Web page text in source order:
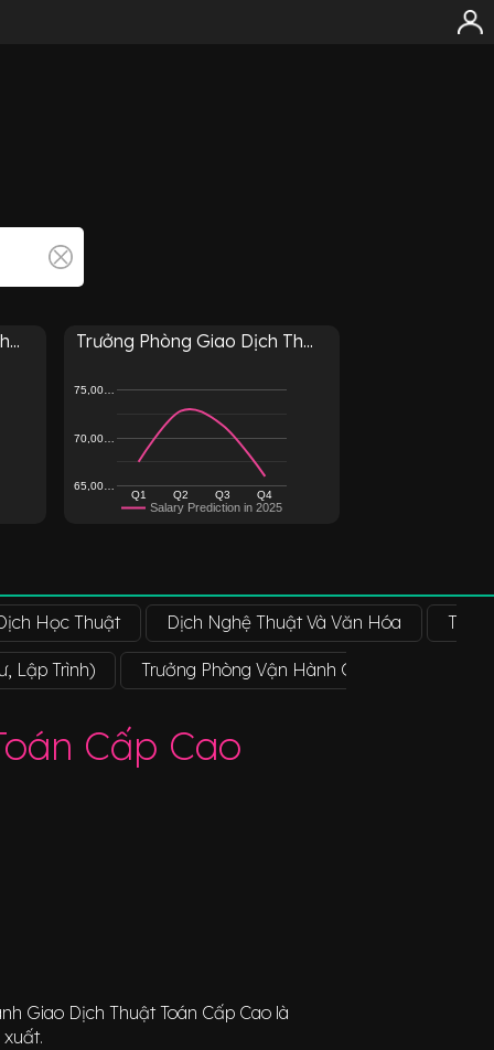
Trưởng Phòng Giao Dịch Th...
Salary Prediction in 2025
Q1 Q2 Q3 Q4
65,00…
70,00…
75,00…
Học Thuật Dịch Nghệ Thuật Và Văn Hóa
Lập Trình) Trưởng Phòng Vận Hành Giao Dịch Thuật
Cấp Cao
Giao Dịch Thuật Toán Cấp Cao là